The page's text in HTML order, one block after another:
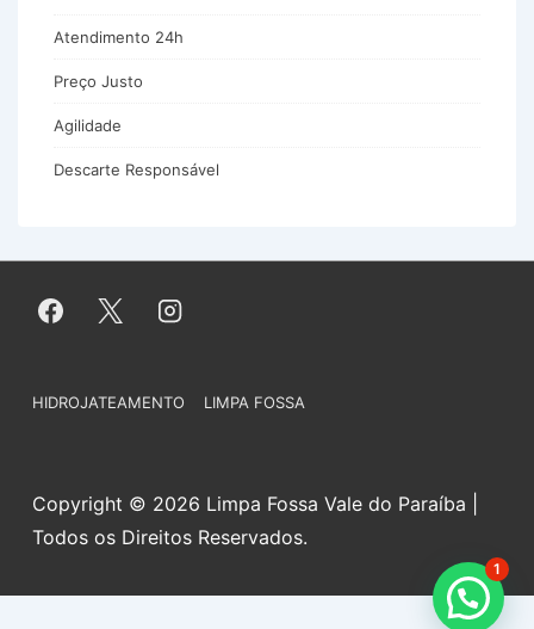
Atendimento 24h
Preço Justo
Agilidade
Descarte Responsável
Menu
Rodapé
HIDROJATEAMENTO LIMPA FOSSA
Copyright © 2026 Limpa Fossa Vale do Paraíba |
Todos os Direitos Reservados.
1